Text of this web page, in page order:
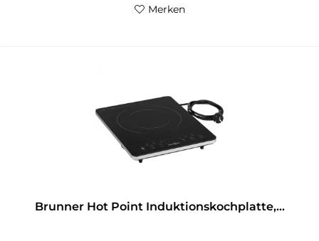
Merken
Brunner Hot Point Induktionskochplatte,...